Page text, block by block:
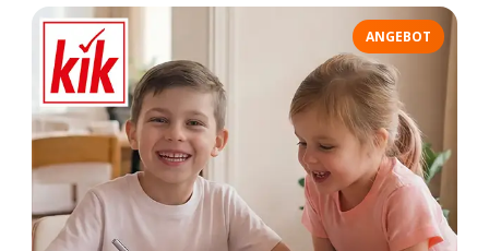
ANGEBOT